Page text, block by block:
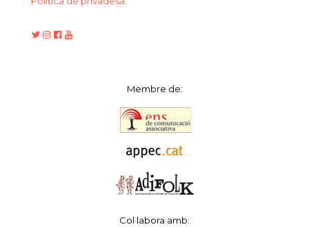
Membre de:
Col·labora amb: